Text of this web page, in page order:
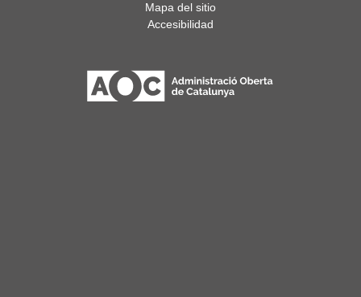
Mapa del sitio
Accesibilidad